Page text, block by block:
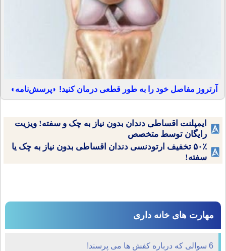
آرتروز مفاصل خود را به طور قطعی درمان کنید! ◗پرسش‌نامه◖
ایمپلنت اقساطی دندان بدون نیاز به چک و سفته! ویزیت
رایگان توسط متخصص
۵۰٪ تخفیف ارتودنسی دندان اقساطی بدون نیاز به چک یا
سفته!
مهارت های خانه داری
6 سوالی که درباره کفش ها می پرسند!